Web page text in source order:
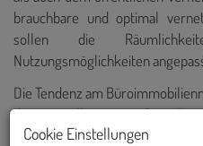
brauchbare und optimal
sollen die
Nutzungsmöglichkeiten
Die Tendenz am
des „intelligenten Büros“
Idealerweise sind Freizeit-
Cookie Einstellungen